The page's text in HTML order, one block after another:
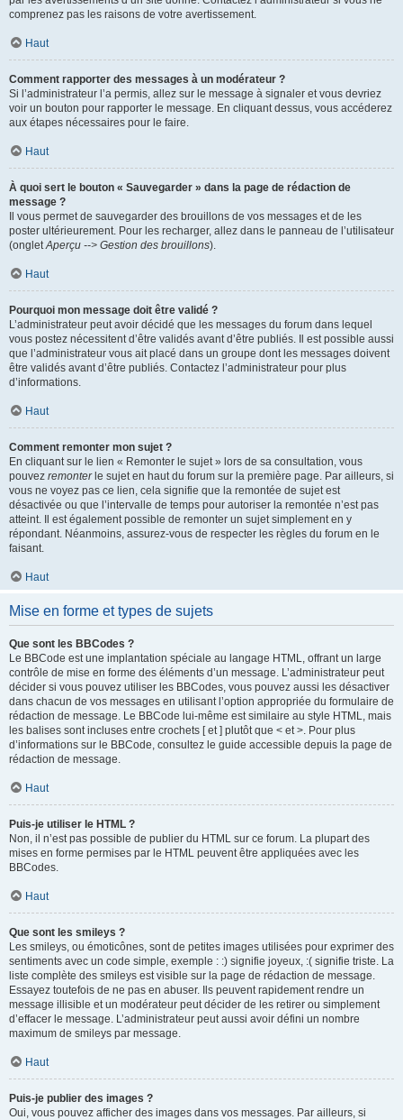
comprenez pas les raisons de votre avertissement.
Haut
Comment rapporter des messages à un modérateur ?
Si l’administrateur l’a permis, allez sur le message à signaler et vous devriez
voir un bouton pour rapporter le message. En cliquant dessus, vous accéderez
aux étapes nécessaires pour le faire.
Haut
À quoi sert le bouton « Sauvegarder » dans la page de rédaction de
message ?
Il vous permet de sauvegarder des brouillons de vos messages et de les
poster ultérieurement. Pour les recharger, allez dans le panneau de l’utilisateur
(ongletAperçu --> Gestion des brouillons).
Haut
Pourquoi mon message doit être validé ?
L’administrateur peut avoir décidé que les messages du forum dans lequel
vous postez nécessitent d’être validés avant d’être publiés. Il est possible aussi
que l’administrateur vous ait placé dans un groupe dont les messages doivent
être validés avant d’être publiés. Contactez l’administrateur pour plus
d’informations.
Haut
Comment remonter mon sujet ?
En cliquant sur le lien « Remonter le sujet » lors de sa consultation, vous
pouvez remonterle sujet en haut du forum sur la première page. Par ailleurs, si
vous ne voyez pas ce lien, cela signifie que la remontée de sujet est
désactivée ou que l’intervalle de temps pour autoriser la remontée n’est pas
atteint. Il est également possible de remonter un sujet simplement en y
répondant. Néanmoins, assurez-vous de respecter les règles du forum en le
faisant.
Haut
Mise en forme et types de sujets
Que sont les BBCodes ?
Le BBCode est une implantation spéciale au langage HTML, offrant un large
contrôle de mise en forme des éléments d’un message. L’administrateur peut
décider si vous pouvez utiliser les BBCodes, vous pouvez aussi les désactiver
dans chacun de vos messages en utilisant l’option appropriée du formulaire de
rédaction de message. Le BBCode lui-même est similaire au style HTML, mais
les balises sont incluses entre crochets [ et ] plutôt que < et >. Pour plus
d’informations sur le BBCode, consultez le guide accessible depuis la page de
rédaction de message.
Haut
Puis-je utiliser le HTML ?
Non, il n’est pas possible de publier du HTML sur ce forum. La plupart des
mises en forme permises par le HTML peuvent être appliquées avec les
BBCodes.
Haut
Que sont les smileys ?
Les smileys, ou émoticônes, sont de petites images utilisées pour exprimer des
sentiments avec un code simple, exemple : :) signifie joyeux, :( signifie triste. La
liste complète des smileys est visible sur la page de rédaction de message.
Essayez toutefois de ne pas en abuser. Ils peuvent rapidement rendre un
message illisible et un modérateur peut décider de les retirer ou simplement
d’effacer le message. L’administrateur peut aussi avoir défini un nombre
maximum de smileys par message.
Haut
Puis-je publier des images ?
Oui, vous pouvez afficher des images dans vos messages. Par ailleurs, si